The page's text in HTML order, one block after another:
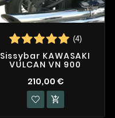
(4)
Sissybar KAWASAKI
VULCAN VN 900
210,00 €
